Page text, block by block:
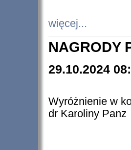
więcej...
NAGRODY
29.10.2024
Wyróżnienie w
dr Karoliny Panz